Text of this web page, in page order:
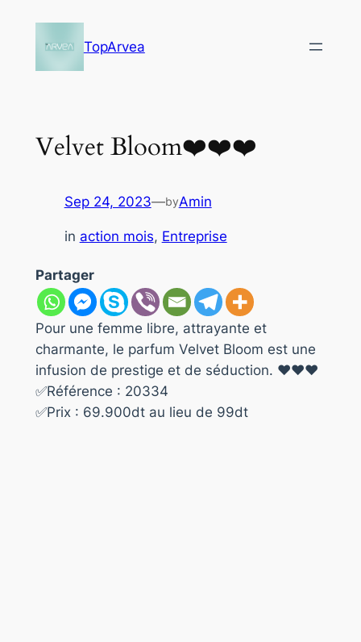
TopArvea
Velvet Bloom❤️❤️❤️
Sep 24, 2023—byAmin
in action mois, Entreprise
Partager
Pour une femme libre, attrayante et
charmante, le parfum Velvet Bloom est une
infusion de prestige et de séduction. ❤️❤️❤️
✅Référence : 20334
✅Prix : 69.900dt au lieu de 99dt